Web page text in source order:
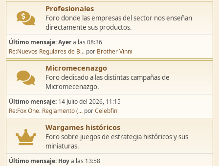
Profesionales
Foro donde las empresas del sector nos enseñan
directamente sus productos.
Último mensaje:Ayera las 08:36
Re:Nuevos Regulares de B... por Brother Vinni
Micromecenazgo
Foro dedicado a las distintas campañas de
Micromecenazgo.
Último mensaje: 14 Julio del 2026, 11:15
Re:Fox One. Reglamento (... porCelebfin
Wargames históricos
Foro sobre juegos de estrategia históricos y sus
miniaturas.
Último mensaje: Hoya las 13:58